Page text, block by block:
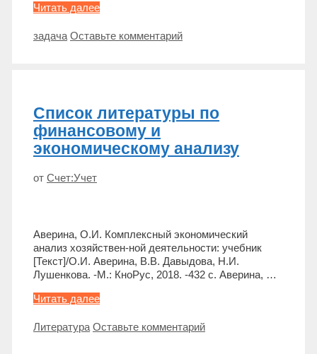
Читать далееКакая
самая
Метки
задача Оставьте комментарий
Список литературы по
финансовому и
экономическому анализу
от Счет:Учет
Аверина, О.И. Комплексный экономический
анализ хозяйствен-ной деятельности: учебник
[Текст]/О.И. Аверина, В.В. Давыдова, Н.И.
Лушенкова. -М.: КноРус, 2018. -432 c. Аверина, …
Читать далееСписок
по
Метки
Литература Оставьте комментарий